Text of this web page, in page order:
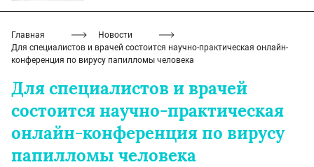
Главная
Новости
Для специалистов и врачей состоится научно-практическая онлайн-
конференция по вирусу папилломы человека
Для специалистов и врачей
состоится научно-практическая
онлайн-конференция по вирусу
папилломы человека